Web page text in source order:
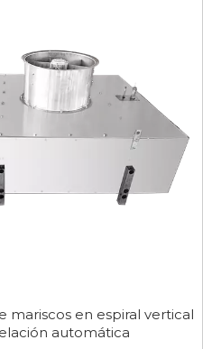
mariscos en espiral vertical
automática